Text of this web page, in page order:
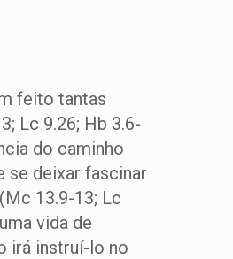
feito tantas
Lc 9.26; Hb 3.6-
do caminho
se deixar fascinar
13.9-13; Lc
vida de
irá instruí-lo no